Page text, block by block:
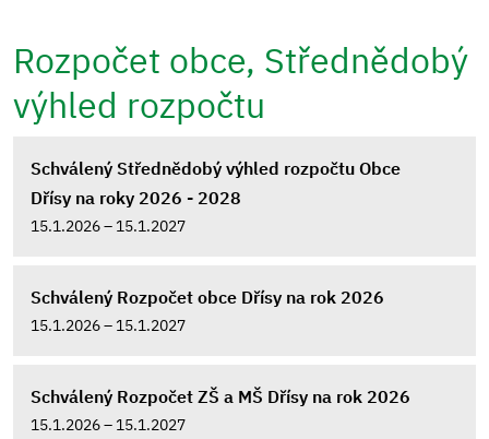
Rozpočet obce, Střednědobý
výhled rozpočtu
Schválený Střednědobý výhled rozpočtu Obce
Dřísy na roky 2026 - 2028
15.1.2026 – 15.1.2027
Schválený Rozpočet obce Dřísy na rok 2026
15.1.2026 – 15.1.2027
Schválený Rozpočet ZŠ a MŠ Dřísy na rok 2026
15.1.2026 – 15.1.2027